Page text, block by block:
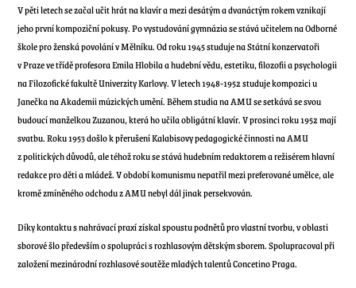
V pěti letech se začal učit hrát na klavír a mezi desátým a dvanáctým rokem vznikají
jeho první kompoziční pokusy. Po vystudování gymnázia se stává učitelem na Odborné
škole pro ženská povolání v Mělníku. Od roku 1945 studuje na Státní konzervatoři
v Praze ve třídě profesora Emila Hlobila a hudební vědu, estetiku, filozofii a psychologii
na Filozofické fakultě Univerzity Karlovy.V letech 1948-1952 studuje kompozici u
Janečka na Akademii múzických umění. Během studia na AMU se setkává se svou
budoucí manželkou Zuzanou, která ho učila obligátní klavír. V prosinci roku 1952 mají
svatbu.Roku 1953 došlo k přerušení Kalabisovy pedagogické činnosti na AMU
z politických důvodů, ale téhož roku se stává hudebním redaktorem a režisérem hlavní
redakce pro děti a mládež.V období komunismu nepatřil mezi preferované umělce, ale
kromě zmíněného odchodu z AMU nebyl dál jinak persekvován.
Díky kontaktu s nahrávací praxí získal spoustu podnětů pro vlastní tvorbu, v oblasti
sborové šlo především o spolupráci s rozhlasovým dětským sborem. Spolupracoval při
založení mezinárodní rozhlasové soutěže mladých talentů Concetino Praga.